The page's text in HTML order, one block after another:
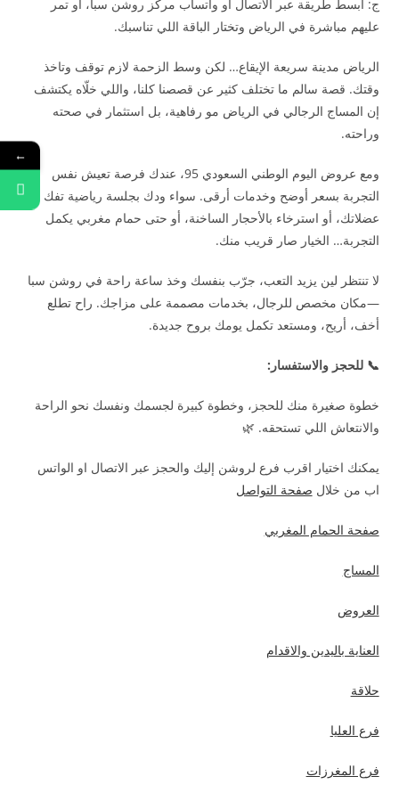
ج: أبسط طريقة عبر الاتصال أو واتساب مركز روشن سبا، أو تمر
عليهم مباشرة في الرياض وتختار الباقة اللي تناسبك.
الرياض مدينة سريعة الإيقاع… لكن وسط الزحمة لازم توقف وتاخذ
وقتك. قصة سالم ما تختلف كثير عن قصصنا كلنا، واللي خلّاه يكتشف
إن المساج الرجالي في الرياض مو رفاهية، بل استثمار في صحته
وراحته.
ومع عروض اليوم الوطني السعودي 95، عندك فرصة تعيش نفس
التجربة بسعر أوضح وخدمات أرقى. سواء ودك بجلسة رياضية تفك
عضلاتك، أو استرخاء بالأحجار الساخنة، أو حتى حمام مغربي يكمل
التجربة… الخيار صار قريب منك.
لا تنتظر لين يزيد التعب، جرّب بنفسك وخذ ساعة راحة في روشن سبا
—مكان مخصص للرجال، بخدمات مصممة على مزاجك. راح تطلع
أخف، أريح، ومستعد تكمل يومك بروح جديدة.
📞 للحجز والاستفسار:
خطوة صغيرة منك للحجز، وخطوة كبيرة لجسمك ونفسك نحو الراحة
والانتعاش اللي تستحقه. 🌿
يمكنك اختيار اقرب فرع لروشن إليك والحجز عبر الاتصال او الواتس
اب من خلال صفحة التواصل
صفحة الحمام المغربي
المساج
العروض
العناية باليدين والاقدام
حلاقة
فرع العليا
فرع المغرزات
←